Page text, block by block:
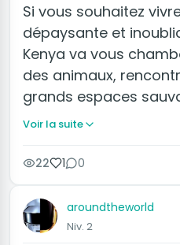
Si vous souhaitez
dépaysante et
Kenya va vous
des animaux,
grands espaces
Voir la suite
22 1 0
aroundtheworld
Niv. 2